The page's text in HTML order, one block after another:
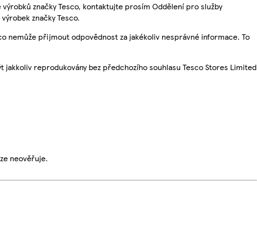
značky Tesco, kontaktujte prosím Oddělení pro služby
značky Tesco.
nemůže přijmout odpovědnost za jakékoliv nesprávné informace. To
reprodukovány bez předchozího souhlasu Tesco Stores Limited
neověřuje.